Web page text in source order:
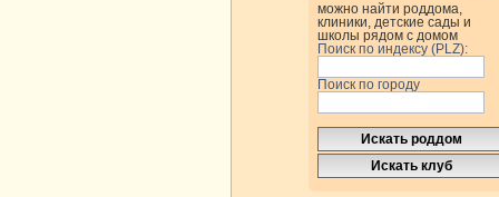
можно найти роддома,
клиники, детские сады и
школы рядом с домом
Поиск по индексу (PLZ):
Поиск по городу